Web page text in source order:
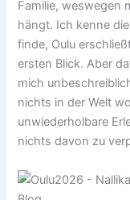
Familie, weswegen
hängt. Ich kenne
finde, Oulu
ersten Blick. Aber
mich
nichts in der Welt
unwiederholbare
nichts davon zu